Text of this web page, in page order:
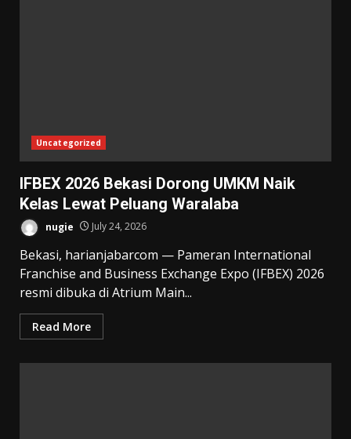
Uncategorized
IFBEX 2026 Bekasi Dorong UMKM Naik
Kelas Lewat Peluang Waralaba
nugie July 24, 2026
Bekasi, harianjabarcom — Pameran International
Franchise and Business Exchange Expo (IFBEX) 2026
resmi dibuka di Atrium Main...
Read More